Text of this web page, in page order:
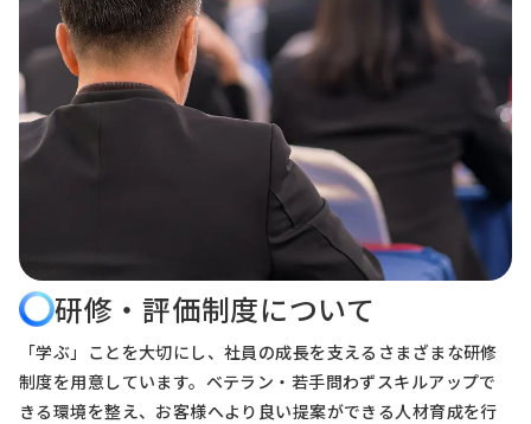
研修・評価制度について
「学ぶ」ことを大切にし、社員の成長を支えるさまざまな研修
制度を用意しています。ベテラン・若手問わずスキルアップで
きる環境を整え、お客様へより良い提案ができる人材育成を行